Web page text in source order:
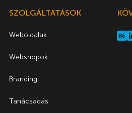
SZOLGÁLTATÁSOK
Weboldalak
Webshopok
Branding
Tanácsadás